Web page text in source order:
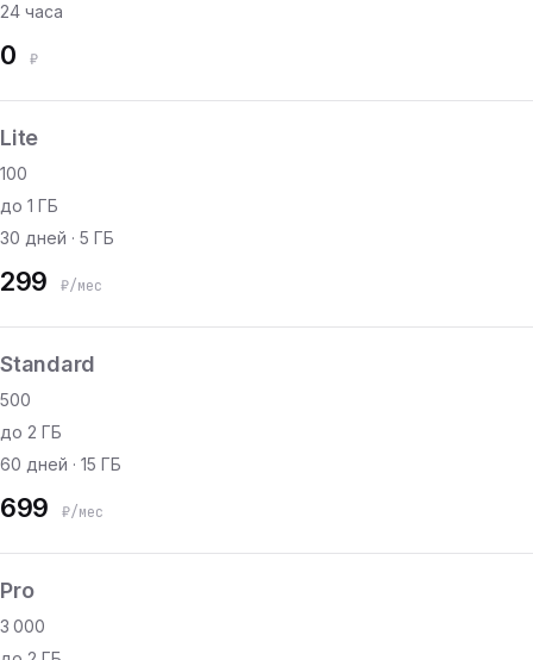
24 часа
0 ₽
Lite
100
до 1 ГБ
30 дней · 5 ГБ
299 ₽/мес
Standard
500
до 2 ГБ
60 дней · 15 ГБ
699 ₽/мес
Pro
3 000